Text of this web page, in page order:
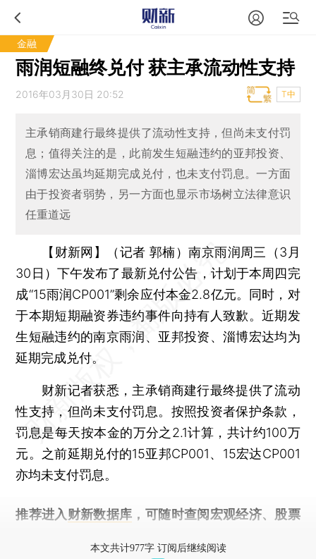
金融
雨润短融终兑付 获主承流动性支持
2016年03月30日 20:52 T中
主承销商建行最终提供了流动性支持，但尚未支付罚
息；值得关注的是，此前发生短融违约的亚邦投资、
淄博宏达虽均延期完成兑付，也未支付罚息。一方面
由于投资者弱势，另一方面也显示市场树立法律意识
任重道远
【财新网】（记者 郭楠）南京雨润周三（3月
30日）下午发布了最新兑付公告，计划于本周四完
成“15雨润CP001”剩余应付本金2.8亿元。同时，对
于本期短期融资券违约事件向持有人致歉。近期发
生短融违约的南京雨润、亚邦投资、淄博宏达均为
延期完成兑付。
财新记者获悉，主承销商建行最终提供了流动
性支持，但尚未支付罚息。按照投资者保护条款，
罚息是每天按本金的万分之2.1计算，共计约100万
元。之前延期兑付的15亚邦CP001、15宏达CP001
亦均未支付罚息。
推荐进入 财新数据库 ，可随时查阅宏观经济、股票
本文共计977字 订阅后继续阅读